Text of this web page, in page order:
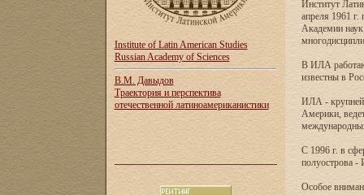
Institute of Latin American Studies
Russian Academy of Sciences
В.М. Давыдов
Траектория и перспектива
отечественной латиноамериканистики
Институт
апреля 1961
Академии
В ИЛА
известны в
ИЛА -
Америки,
С 1996 г. в
полуострова -
Особое